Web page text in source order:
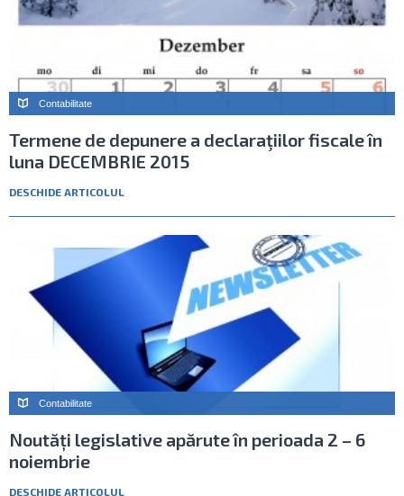
Contabilitate
Termene de depunere a declaraţiilor fiscale în
luna DECEMBRIE 2015
DESCHIDE ARTICOLUL
Contabilitate
Noutăți legislative apărute în perioada 2 – 6
noiembrie
DESCHIDE ARTICOLUL